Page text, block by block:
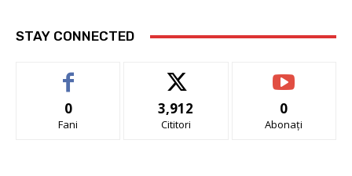
STAY CONNECTED
0
Fani
3,912
Cititori
0
Abonați